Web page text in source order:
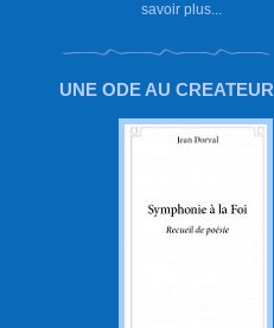
savoir plus...
UNE ODE AU CREATEUR